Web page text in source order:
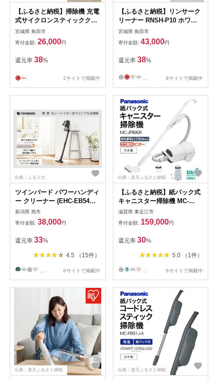
【ふるさと納税】掃除機 充電
式サイクロンスティッククリ
ーナーSCD-220-Gピスタチオ
グリーン
宮城県 角田市
寄付金額: 26,000円
還元率 38%
2サイトで掲載中
【ふるさと納税】リンサーク
リーナー RNSH-P10 ホワイ
ト 洗浄機 クリーナー リンサ
ークリーナー 自動ポンプ式
アイリスオーヤマ | ソファー
絨毯 車 車内洗浄 シート クッ
ション 大掃除 猫 犬 ペット
おすすめ 人気 アイリス
宮城県 角田市
寄付金額: 43,000円
還元率 38%
8サイトで掲載中
出典：ふるラボ
ツインバード パワーハンディ
ー クリーナー (EHC-EB54B
ブラック ) 掃除機 パワフル
新潟県 燕市
寄付金額: 38,000円
還元率 33%
4.5 （15件）
6サイトで掲載中
出典：楽天ふるさと納税
【ふるさと納税】紙パック式
キャニスター掃除機 MC-
JP890K-W Panasonic パナソ
ニック 滋賀県 東近江市 AE-
I04 掃除機 紙パック キャニス
ター 軽量 コンパクト 軽い か
らまないブラシ 静音 強力 吸
引 LED 家電
滋賀県 東近江市
寄付金額: 159,000円
還元率 30%
5.0 （1件）
6サイトで掲載中
出典：楽天ふるさと納税 出典：楽天ふるさと納税